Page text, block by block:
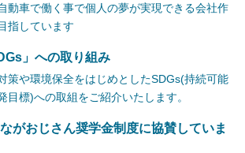
動車で働く事で個人の夢が実現できる会社作
指しています
」への取り組み
策や環境保全をはじめとしたSDGs(持続可能
目標)への取組をご紹介いたします。
がおじさん奨学金制度に協賛していま